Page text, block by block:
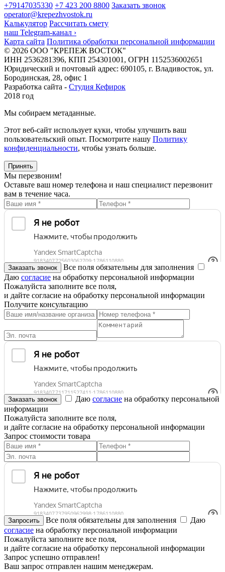
+79147035330 +7 423 200 8800 Заказать звонок
operator@krepezhvostok.ru
Калькулятор Рассчитать смету
наш Telegram-канал ›
Карта сайта Политика обработки персональной информации
© 2026 ООО "КРЕПЕЖ ВОСТОК"
ИНН 2536281396, КПП 254301001, ОГРН 1152536002651
Юридический и почтовый адрес: 690105, г. Владивосток, ул.
Бородинская, 28, офис 1
Разработка сайта - Студия Кефирок
2018 год
Мы собираем метаданные.
Этот веб-сайт использует куки, чтобы улучшить ваш
пользовательский опыт. Посмотрите нашу Политику
конфиденциальности, чтобы узнать больше.
Принять
Мы перезвоним!
Оставьте ваш номер телефона и наш специалист перезвонит
вам в течение часа.
Все поля обязательны для заполнения
Даю согласие на обработку персональной информации
Пожалуйста заполните все поля,
и дайте согласие на обработку персональной информации
Получите консультацию
Даю согласие на обработку персональной
информации
Пожалуйста заполните все поля,
и дайте согласие на обработку персональной информации
Запрос стоимости товара
Все поля обязательны для заполнения
Даю
согласие на обработку персональной информации
Пожалуйста заполните все поля,
и дайте согласие на обработку персональной информации
Запрос успешно отправлен!
Ваш запрос отправлен нашим менеджерам.